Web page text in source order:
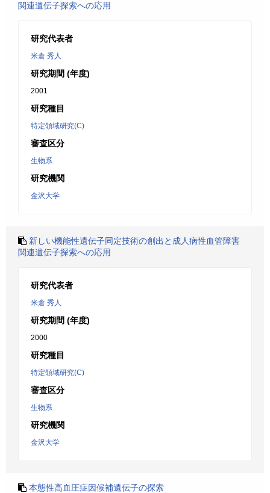
関連遺伝子探索への応用
研究代表者
米倉 秀人
研究期間 (年度)
2001
研究種目
特定領域研究(C)
審査区分
生物系
研究機関
金沢大学
新しい機能性遺伝子同定技術の創出と成人病性血管障害
関連遺伝子探索への応用
研究代表者
米倉 秀人
研究期間 (年度)
2000
研究種目
特定領域研究(C)
審査区分
生物系
研究機関
金沢大学
本態性高血圧症因候補遺伝子の探索